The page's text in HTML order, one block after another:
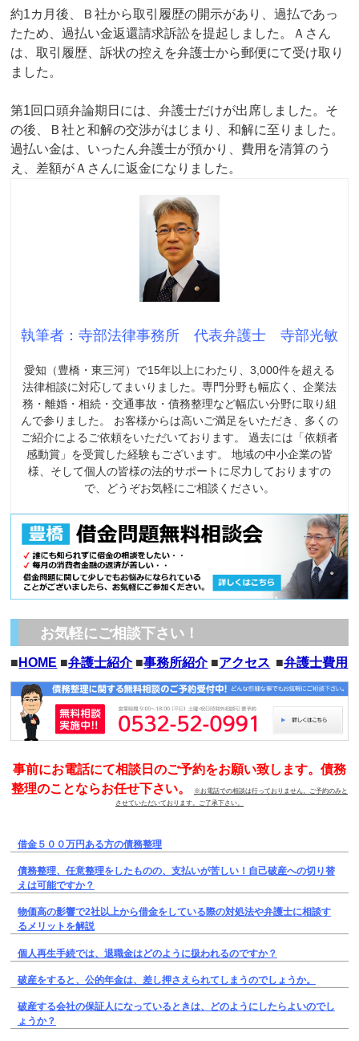
約1カ月後、Ｂ社から取引履歴の開示があり、過払であっ
たため、過払い金返還請求訴訟を提起しました。Ａさん
は、取引履歴、訴状の控えを弁護士から郵便にて受け取り
ました。
第1回口頭弁論期日には、弁護士だけが出席しました。そ
の後、Ｂ社と和解の交渉がはじまり、和解に至りました。
過払い金は、いったん弁護士が預かり、費用を清算のう
え、差額がＡさんに返金になりました。
執筆者：寺部法律事務所 代表弁護士 寺部光敏
愛知（豊橋・東三河）で15年以上にわたり、3,000件を超える
法律相談に対応してまいりました。専門分野も幅広く、企業法
務・離婚・相続・交通事故・債務整理など幅広い分野に取り組
んで参りました。 お客様からは高いご満足をいただき、多くの
ご紹介によるご依頼をいただいております。 過去には「依頼者
感動賞」を受賞した経験もございます。 地域の中小企業の皆
様、そして個人の皆様の法的サポートに尽力しておりますの
で、どうぞお気軽にご相談ください。
お気軽にご相談下さい！
■ HOME ■弁護士紹介 ■事務所紹介 ■アクセス ■弁護士費用
事前にお電話にて相談日のご予約をお願い致します。債務
整理のことならお任せ下さい。
※お電話での相談は行っておりません。ご予約のみと
させていただいております。ご了承下さい。
借金５００万円ある方の債務整理
債務整理、任意整理をしたものの、支払いが苦しい！自己破産への切り替
えは可能ですか？
物価高の影響で2社以上から借金をしている際の対処法や弁護士に相談す
るメリットを解説
個人再生手続では、退職金はどのように扱われるのですか？
破産をすると、公的年金は、差し押さえられてしまうのでしょうか。
破産する会社の保証人になっているときは、どのようにしたらよいのでし
ょうか？